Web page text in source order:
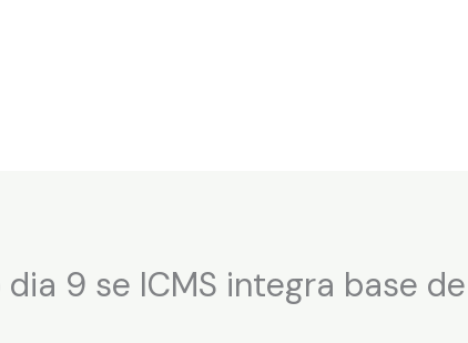
9 se ICMS integra base